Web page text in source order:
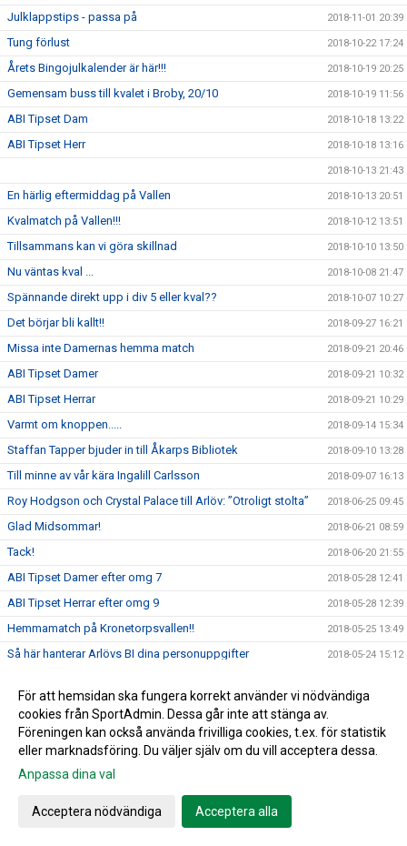
Julklappstips - passa på 2018-11-01 20:39
Tung förlust 2018-10-22 17:24
Årets Bingojulkalender är här!!! 2018-10-19 20:25
Gemensam buss till kvalet i Broby, 20/10 2018-10-19 11:56
ABI Tipset Dam 2018-10-18 13:22
ABI Tipset Herr 2018-10-18 13:16
2018-10-13 21:43
En härlig eftermiddag på Vallen 2018-10-13 20:51
Kvalmatch på Vallen!!! 2018-10-12 13:51
Tillsammans kan vi göra skillnad 2018-10-10 13:50
Nu väntas kval ... 2018-10-08 21:47
Spännande direkt upp i div 5 eller kval?? 2018-10-07 10:27
Det börjar bli kallt!! 2018-09-27 16:21
Missa inte Damernas hemma match 2018-09-21 20:46
ABI Tipset Damer 2018-09-21 10:32
ABI Tipset Herrar 2018-09-21 10:29
Varmt om knoppen..... 2018-09-14 15:34
Staffan Tapper bjuder in till Åkarps Bibliotek 2018-09-10 13:28
Till minne av vår kära Ingalill Carlsson 2018-09-07 16:13
Roy Hodgson och Crystal Palace till Arlöv: ”Otroligt stolta” 2018-06-25 09:45
Glad Midsommar! 2018-06-21 08:59
Tack! 2018-06-20 21:55
ABI Tipset Damer efter omg 7 2018-05-28 12:41
ABI Tipset Herrar efter omg 9 2018-05-28 12:39
Hemmamatch på Kronetorpsvallen!! 2018-05-25 13:49
Så här hanterar Arlövs BI dina personuppgifter 2018-05-24 15:12
ABI Tipset Damer 2018-04-30 11:12
ABI Tipset Herrar 2018-04-30 11:10
Herrseniorer spelar hemma i kväll! 2018-04-23 14:52
Hemma premiär för vårt Damlag!!!
Missa inte årets ABI cup den 30 juni
Skånes Idrottsledare Stipendier-2018
För att hemsidan ska fungera korrekt använder vi nödvändiga
cookies från SportAdmin. Dessa går inte att stänga av.
Föreningen kan också använda frivilliga cookies, t.ex. för statistik
eller marknadsföring. Du väljer själv om du vill acceptera dessa.
Anpassa dina val
Acceptera nödvändiga Acceptera alla